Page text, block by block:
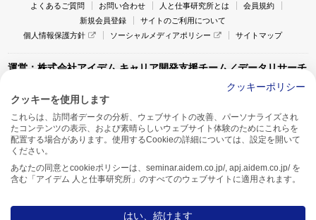
よくあるご質問 お問い合わせ 人と仕事研究所とは
会員規約
新規会員登録
サイトのご利用について
個人情報保護方針
ソーシャルメディアポリシー サイトマップ
運営：株式会社アイデム キャリア開発支援チーム／データリサーチ
〒160-0022 東京都新宿区新宿1-4-10
アイデム本社ビル TEL:03-5269-6020
〒550-0005 大阪府大阪市西区西本町1-13-43
アイデム西本町ビル7F TEL:06-7662-2800
クッキーポリシー
クッキーを使用します
これらは、訪問者データの分析、ウェブサイトの改善、パーソナライズされ
たコンテンツの表示、および素晴らしいウェブサイト体験のためにこれらを
配置する場合があります。使用するCookieの詳細については、設定を開いて
ください。
あなたの同意とcookieポリシーは、seminar.aidem.co.jp/, apj.aidem.co.jp/ を
含む「アイデム 人と仕事研究所」のすべてのウェブサイトに適用されます。
はい、続けます